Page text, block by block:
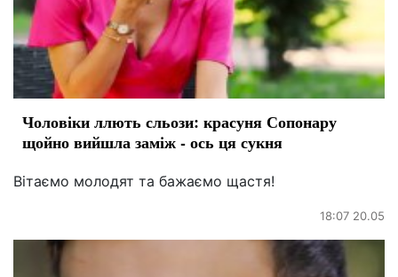
Чоловіки ллють сльози: красуня Сопонару
щойно вийшла заміж - ось ця сукня
Вітаємо молодят та бажаємо щастя!
18:07 20.05